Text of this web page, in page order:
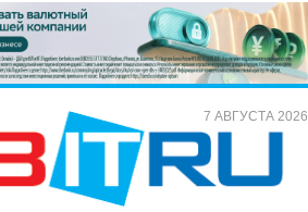
7 АВГУСТА 2026